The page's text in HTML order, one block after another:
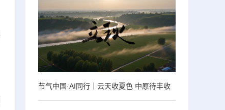
节气中国·AI同行｜云天收夏色 中原待丰收